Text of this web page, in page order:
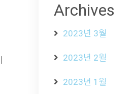
Archives
2023년 3월
2023년 2월
2023년 1월